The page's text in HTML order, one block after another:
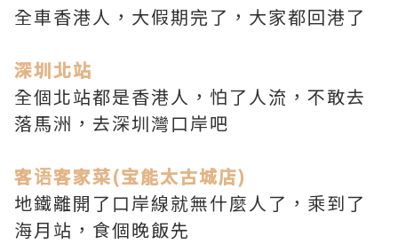
全車香港人，大假期完了，大家都回港了
深圳北站
全個北站都是香港人，怕了人流，不敢去
落馬洲，去深圳灣口岸吧
客语客家菜(宝能太古城店)
地鐵離開了口岸線就無什麼人了，乘到了
海月站，食個晚飯先